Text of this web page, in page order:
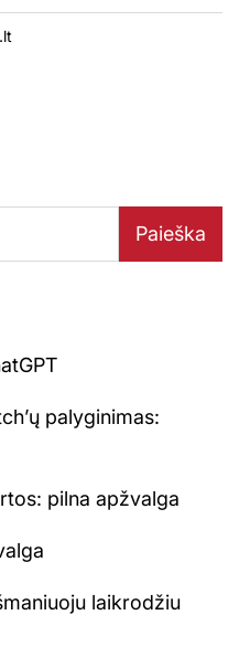
Paieška
palyginimas:
pilna apžvalga
laikrodžiu